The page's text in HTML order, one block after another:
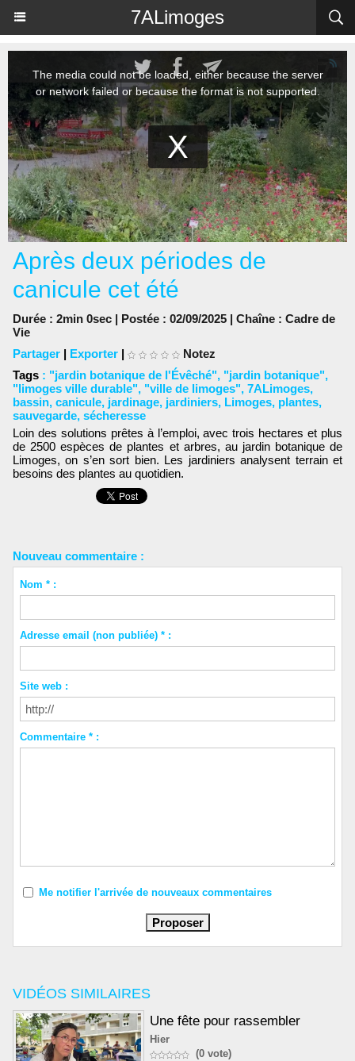
7ALimoges
VIDÉOS SIMILAIRES
Une fête pour rassembler
Hier
(0 vote)
Après deux périodes de
canicule cet été
Durée : 2min 0sec | Postée : 02/09/2025 | Chaîne : Cadre de
Vie
Partager | Exporter |
Notez
Tags : "jardin botanique de l'Évêché", "jardin botanique",
"limoges ville durable", "ville de limoges", 7ALimoges,
bassin, canicule, jardinage, jardiniers, Limoges, plantes,
sauvegarde, sécheresse
Loin des solutions prêtes à l’emploi, avec trois hectares et plus
de 2500 espèces de plantes et arbres, au jardin botanique de
Limoges, on s’en sort bien. Les jardiniers analysent terrain et
besoins des plantes au quotidien.
Nouveau commentaire :
Nom * :
Adresse email (non publiée) * :
Site web :
Commentaire * :
Me notifier l'arrivée de nouveaux commentaires